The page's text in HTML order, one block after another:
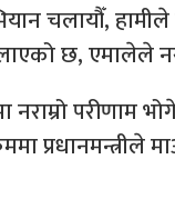
चलायौँ, हामीले
छ, एमालेले
नराम्रो
प्रधानमन्त्रीले